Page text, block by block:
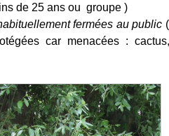
de 25 ans ou groupe )
fermées au public
car menacées :